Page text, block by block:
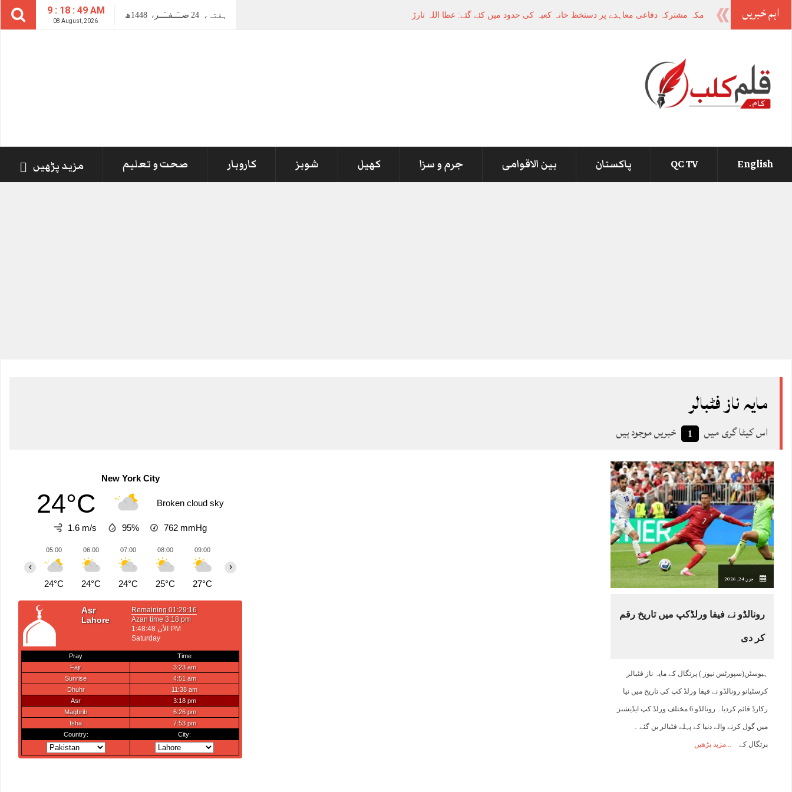
9 : 18 : 49 AM
08 August, 2026
ہفتہ، 24 صــَــفــَــر، 1448ھ اہم خبریں
English
QC TV پاکستان بین الاقوامی جرم و سزا کھیل شوبز کاروبار صحت و تعلیم مزید پڑھیں
مایہ ناز فٹبالر
اس کیٹا گری میں 1 خبریں موجود ہیں
New York City
24°C Broken cloud sky
1.6 m/s 95% 762 mmHg
05:00
24°C
06:00
24°C
07:00
24°C
08:00
25°C
09:00
27°C
20:00
25°C
21:00
25°C
22:00
25°C
23:00
24°C
00:00
24°C
‹
›
جون 24, 2026
رونالڈو نے فیفا ورلڈکپ میں تاریخ رقم
کر دی
ہیوسٹن(سپورٹس نیوز ) پرتگال کے مایہ ناز فٹبالر
کرسٹیانو رونالڈو نے فیفا ورلڈ کپ کی تاریخ میں نیا
رکارڈ قائم کردیا۔ رونالڈو 6 مختلف ورلڈ کپ ایڈیشنز
میں گول کرنے والے دنیا کے پہلے فٹبالر بن گئے ۔
پرتگال کے مزید پڑھیں